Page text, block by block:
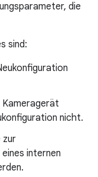
die
sind:
Kameragerät
nicht.
zur
internen